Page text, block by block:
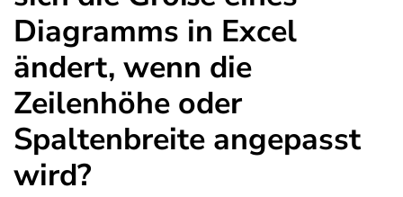
Diagramms in Excel
ändert, wenn die
Zeilenhöhe oder
Spaltenbreite angepasst
wird?